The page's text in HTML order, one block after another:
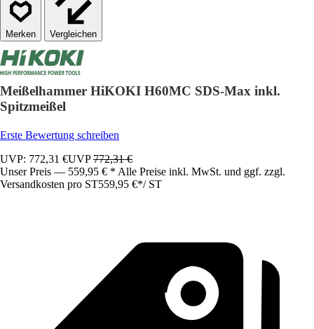
Vergleichen
Meißelhammer HiKOKI H60MC SDS-Max inkl.
Spitzmeißel
Erste Bewertung schreiben
UVP: 772,31 €UVP772,31 €
Unser Preis — 559,95 € * Alle Preise inkl. MwSt. und ggf. zzgl.
Versandkosten pro ST559,95 €*/ ST